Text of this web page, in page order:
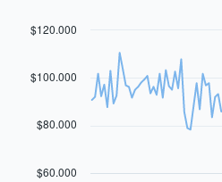
Line
91
data
gráfico
Chart
$60.000
$80.000
$100.000
$120.000